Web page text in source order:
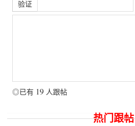
验证
◎已有 19 人跟帖
热门跟帖